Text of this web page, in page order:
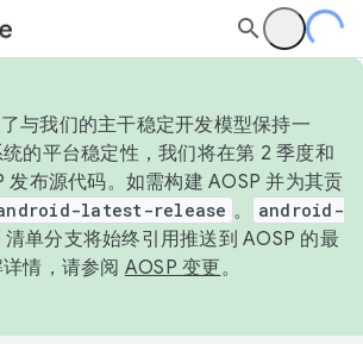
与我们的主干稳定开发模型保持一
的平台稳定性，我们将在第 2 季度和
发布源代码。如需构建 AOSP 并为其贡
latest-release 。
android-
清单分支将始终引用推送到 AOSP 的最
情，请参阅 AOSP 变更。